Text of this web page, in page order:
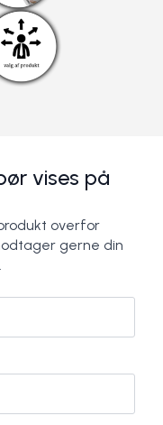
vises på
overfor
gerne din